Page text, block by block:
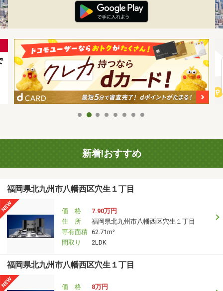
新着!おすすめ
福岡県北九州市八幡西区穴生１丁目
価 格
7.90万円
住 所
福岡県北九州市八幡西区穴生１丁目
専有面積 62.71m²
間取り
2LDK
福岡県北九州市八幡西区穴生１丁目
価 格
8万円